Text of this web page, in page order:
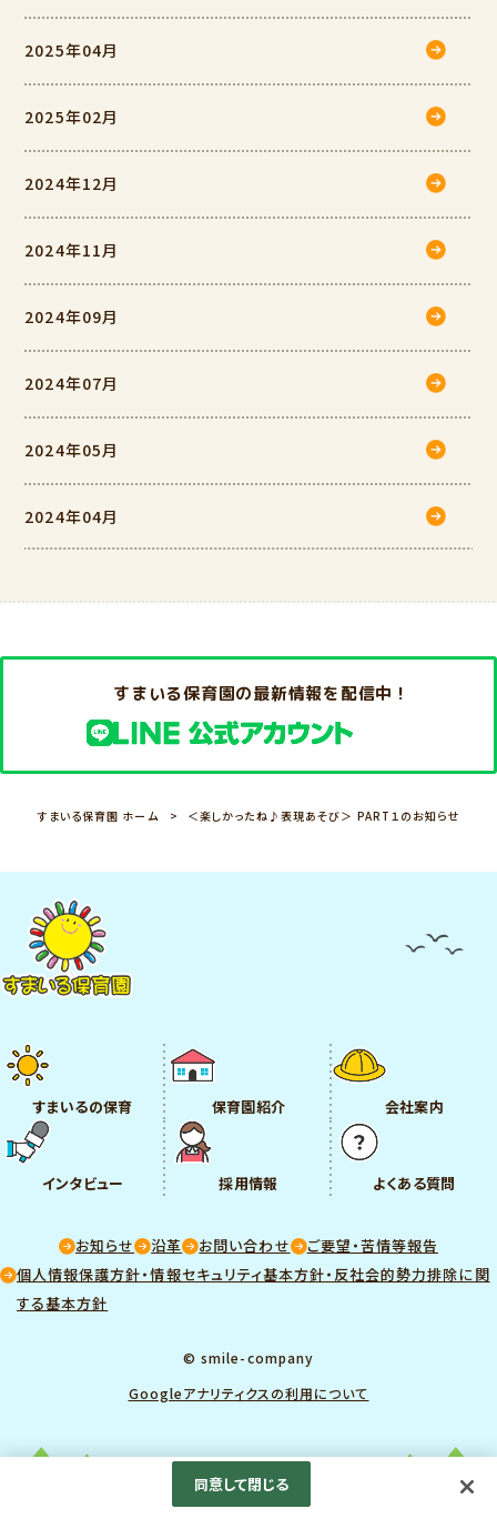
2025年04月
2025年02月
2024年12月
2024年11月
2024年09月
2024年07月
2024年05月
2024年04月
すまいる保育園の最新情報を配信中！
すまいる保育園 ホーム ＜楽しかったね♪表現あそび＞ PART１のお知らせ
すまいるの保育 保育園紹介 会社案内
インタビュー 採用情報 よくある質問
お知らせ 沿革 お問い合わせ
ご要望・苦情等報告
個人情報保護方針・情報セキュリティ基本方針・反社会的勢力排除に関
する基本方針
© smile-company
Googleアナリティクスの利用について
同意して閉じる